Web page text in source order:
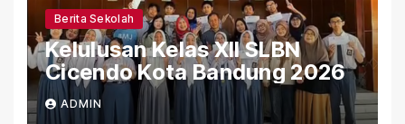
Berita Sekolah
Kelulusan Kelas XII SLBN
Cicendo Kota Bandung 2026
ADMIN